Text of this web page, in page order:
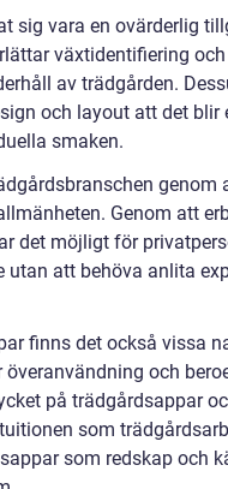
sig vara en ovärderlig
växtidentifiering och
av trädgården.
och layout att det blir
smaken.
genom
Genom att
det möjligt för
att behöva anlita
finns det också vissa
och
på trädgårdsappar
som
som redskap och